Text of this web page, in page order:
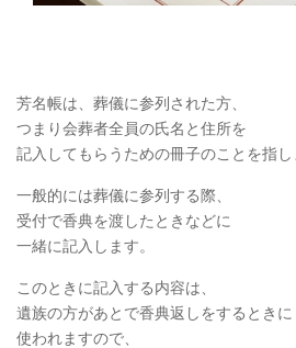
芳名帳は、葬儀に参列された方、
つまり会葬者全員の氏名と住所を
記入してもらうための冊子のことを指し
一般的には葬儀に参列する際、
受付で香典を渡したときなどに
一緒に記入します。
このときに記入する内容は、
遺族の方があとで香典返しをするときに
使われますので、